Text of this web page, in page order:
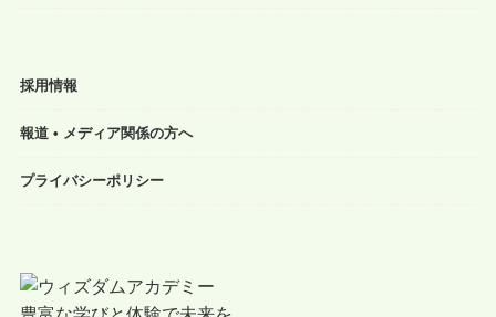
採用情報
報道 • メディア関係の方へ
プライバシーポリシー